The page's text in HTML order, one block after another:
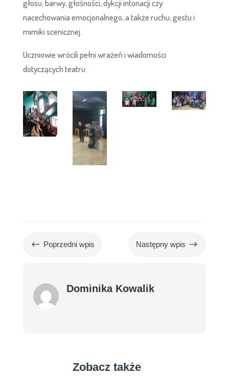
głosu, barwy, głośności, dykcji intonacji czy
nacechowania emocjonalnego, a także ruchu, gestu i
mimiki scenicznej.
Uczniowie wrócili pełni wrażeń i wiadomości
dotyczących teatru.
# Poprzedni wpis Następny wpis $
Dominika Kowalik
Zobacz także